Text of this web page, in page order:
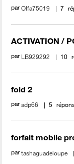
parOlfa75019 7
ACTIVATION /
par LB929292 10
fold 2
paradp66 5
forfait mobile
partashaguadeloupe